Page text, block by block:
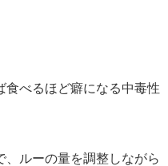
食べるほど癖になる中毒性
ルーの量を調整しながら